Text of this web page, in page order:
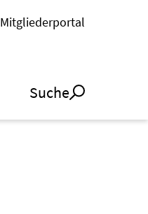
Mitgliederportal
Suche